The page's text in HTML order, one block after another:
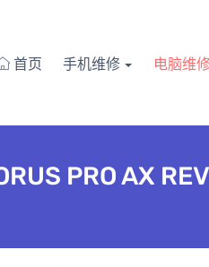
首页 手机维修 电脑维
PRO AX